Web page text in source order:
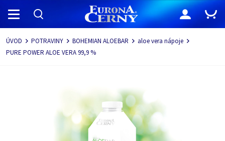
Navigace
ÚVOD POTRAVINY BOHEMIAN ALOEBAR
aloe vera nápoje
PURE POWER ALOE VERA 99,9 %